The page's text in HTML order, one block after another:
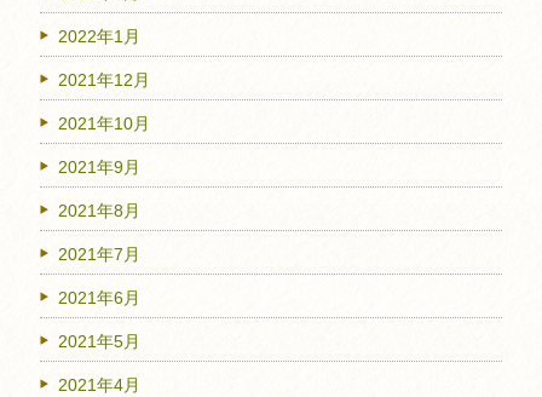
2022年1月
2021年12月
2021年10月
2021年9月
2021年8月
2021年7月
2021年6月
2021年5月
2021年4月